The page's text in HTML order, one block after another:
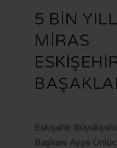
STRATEJİK PLAN
MEVZUAT
İÇ KONTROL
YETKİ VE
BELEDİYE
LOGOLAR
YAYINLARIMIZ
PARSELASYON
İLAN PORTALI
MECLİS KARARLARI
SAYDAMLIK VE
K.V.K.K VE BİLGİ
UKOME KARARLARI
KÜLTÜR - SANAT
SAĞLIK HİZMETLERİ
SOSYAL
SPOR
BORÇ SORGULAMA
MEZARLIK BİLGİ
FR
5 BİN
MİRAS
Eskişehir
Başkanı Ayşe